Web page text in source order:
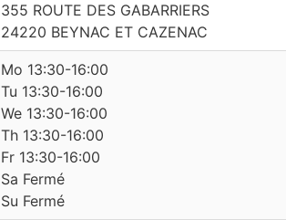
355 ROUTE DES GABARRIERS
24220 BEYNAC ET CAZENAC
Mo 13:30-16:00
Tu 13:30-16:00
We 13:30-16:00
Th 13:30-16:00
Fr 13:30-16:00
Sa Fermé
Su Fermé